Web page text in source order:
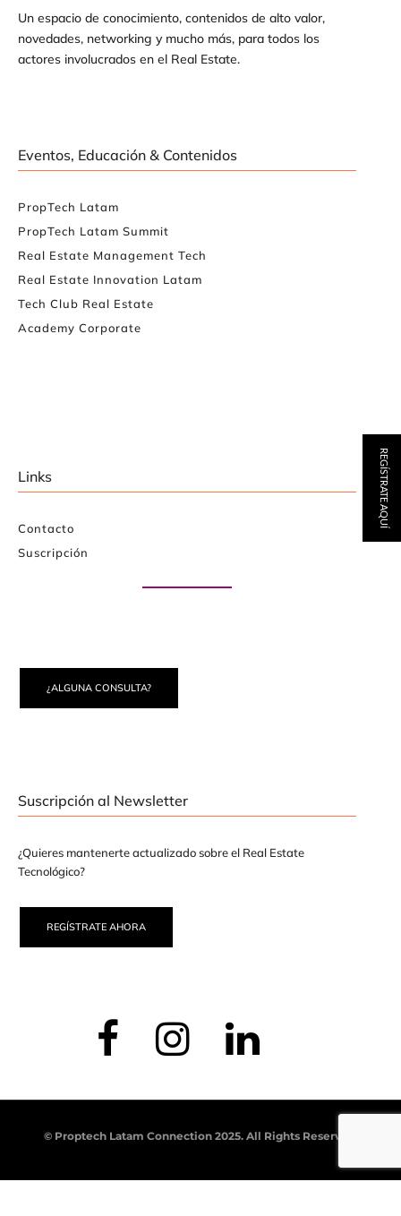
Un espacio de conocimiento, contenidos de alto valor,
novedades, networking y mucho más, para todos los
actores involucrados en el Real Estate.
Eventos, Educación & Contenidos
PropTech Latam
PropTech Latam Summit
Real Estate Management Tech
Real Estate Innovation Latam
Tech Club Real Estate
Academy Corporate
Links
Contacto
Suscripción
¿ALGUNA CONSULTA?
Suscripción al Newsletter
¿Quieres mantenerte actualizado sobre el Real Estate
Tecnológico?
REGÍSTRATE AHORA
© Proptech Latam Connection 2025. All Rights Reserved.
REGÍSTRATE AQUÍ